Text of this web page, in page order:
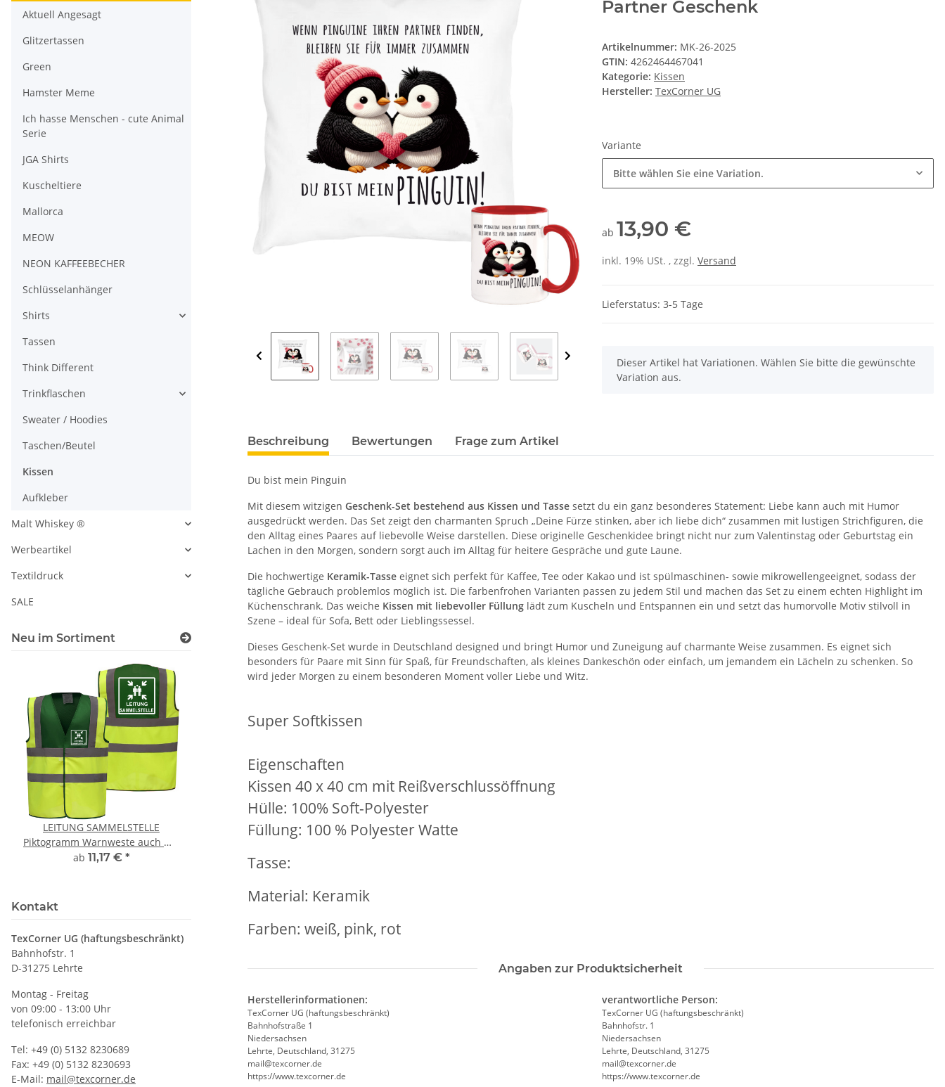
Partner Geschenk
Artikelnummer: MK-26-2025
GTIN: 4262464467041
Kategorie: Kissen
Hersteller: TexCorner UG
Variante
Bitte wählen Sie eine Variation.
ab 13,90 €
inkl. 19% USt. , zzgl. Versand
Lieferstatus: 3-5 Tage
x
Dieser Artikel hat Variationen. Wählen Sie bitte die gewünschte
Variation aus.
Beschreibung Bewertungen Frage zum Artikel
Du bist mein Pinguin
Mit diesem witzigen Geschenk-Set bestehend aus Kissen und Tasse setzt du ein ganz besonderes Statement: Liebe kann auch mit Humor
ausgedrückt werden. Das Set zeigt den charmanten Spruch „Deine Fürze stinken, aber ich liebe dich“ zusammen mit lustigen Strichfiguren, die
den Alltag eines Paares auf liebevolle Weise darstellen. Diese originelle Geschenkidee bringt nicht nur zum Valentinstag oder Geburtstag ein
Lachen in den Morgen, sondern sorgt auch im Alltag für heitere Gespräche und gute Laune.
Die hochwertige Keramik-Tasse eignet sich perfekt für Kaffee, Tee oder Kakao und ist spülmaschinen- sowie mikrowellengeeignet, sodass der
tägliche Gebrauch problemlos möglich ist. Die farbenfrohen Varianten passen zu jedem Stil und machen das Set zu einem echten Highlight im
Küchenschrank. Das weiche Kissen mit liebevoller Füllung lädt zum Kuscheln und Entspannen ein und setzt das humorvolle Motiv stilvoll in
Szene – ideal für Sofa, Bett oder Lieblingssessel.
Dieses Geschenk-Set wurde in Deutschland designed und bringt Humor und Zuneigung auf charmante Weise zusammen. Es eignet sich
besonders für Paare mit Sinn für Spaß, für Freundschaften, als kleines Dankeschön oder einfach, um jemandem ein Lächeln zu schenken. So
wird jeder Morgen zu einem besonderen Moment voller Liebe und Witz.
Super Softkissen
Eigenschaften
Kissen 40 x 40 cm mit Reißverschlussöffnung
Hülle: 100% Soft-Polyester
Füllung: 100 % Polyester Watte
Tasse:
Material: Keramik
Farben: weiß, pink, rot
Angaben zur Produktsicherheit
Herstellerinformationen:
TexCorner UG (haftungsbeschränkt)
Bahnhofstraße 1
Niedersachsen
Lehrte, Deutschland, 31275
mail@texcorner.de
https://www.texcorner.de
verantwortliche Person:
TexCorner UG (haftungsbeschränkt)
Bahnhofstr. 1
Niedersachsen
Lehrte, Deutschland, 31275
mail@texcorner.de
https://www.texcorner.de
Aktuell Angesagt
Glitzertassen
Green
Hamster Meme
Ich hasse Menschen - cute Animal
Serie
JGA Shirts
Kuscheltiere
Mallorca
MEOW
NEON KAFFEEBECHER
Schlüsselanhänger
Shirts
Tassen
Think Different
Trinkflaschen
Sweater / Hoodies
Taschen/Beutel
Kissen
Aufkleber
Malt Whiskey ®
Werbeartikel
Textildruck
SALE
Neu im Sortiment
LEITUNG SAMMELSTELLE
Piktogramm Warnweste auch mit
vielen Taschen S-3XL
ab 11,17 € *
Feuerwehr Trinkflasche 5010
farbig 1000ml inkl.
Wunschnamen
7,99 € -14,99 €
10x T-Shirt Herren weiß,
Kontakt
TexCorner UG (haftungsbeschränkt)
Bahnhofstr. 1
D-31275 Lehrte
Montag - Freitag
von 09:00 - 13:00 Uhr
telefonisch erreichbar
Tel: +49 (0) 5132 8230689
Fax: +49 (0) 5132 8230693
E-Mail: mail@texcorner.de